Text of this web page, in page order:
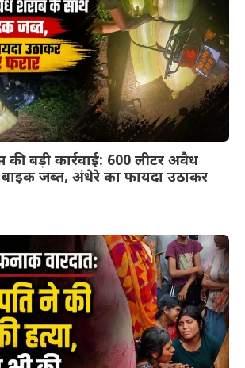
बड़ी कार्रवाई: 600 लीटर अवैध
जब्त, अंधेरे का फायदा उठाकर